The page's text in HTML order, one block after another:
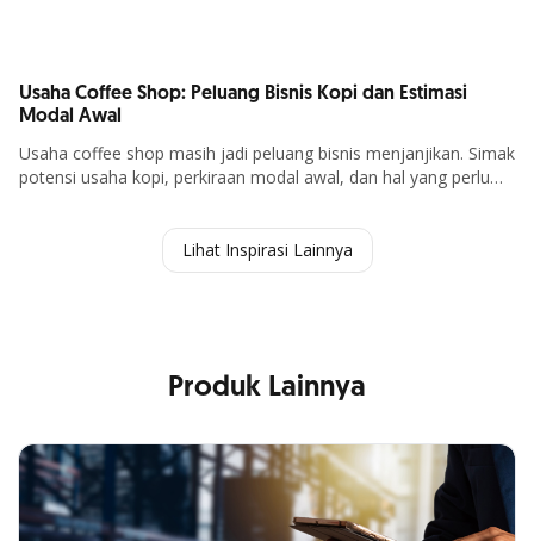
Usaha Coffee Shop: Peluang Bisnis Kopi dan Estimasi
Modal Awal
Usaha coffee shop masih jadi peluang bisnis menjanjikan. Simak
potensi usaha kopi, perkiraan modal awal, dan hal yang perlu
Lihat Inspirasi Lainnya
Produk Lainnya